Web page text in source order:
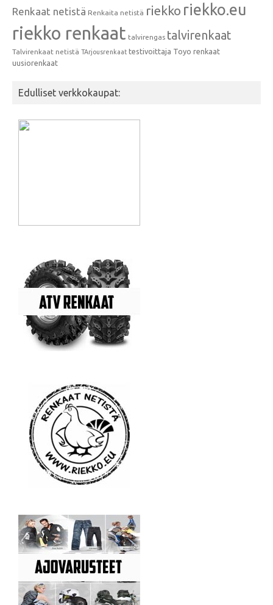
Renkaat netistä Renkaita netistä riekko riekko.eu
riekko renkaat talvirengas talvirenkaat
Talvirenkaat netistä TArjousrenkaat testivoittaja Toyo renkaat
uusiorenkaat
Edulliset verkkokaupat: